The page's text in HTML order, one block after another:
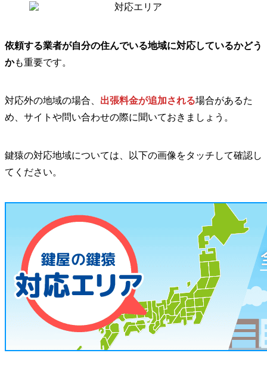
依頼する業者が自分の住んでいる地域に対応しているかどう
かも重要です。
対応外の地域の場合、 出張料金が追加される場合があるた
め、サイトや問い合わせの際に聞いておきましょう。
鍵猿の対応地域については、以下の画像をタッチして確認し
てください。